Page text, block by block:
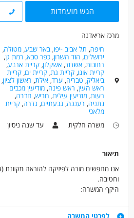
חינוך, הוראה והדרכה - מורה
מאפייני משרה
לא נדרש ניסיון
עבודה בשעות גמישות
עבודה ללא ניסיון
משרה מלאה
עבודה לפי שעות
סטודנטים
הגש מועמדות
מרכז אריאדנה
חיפה, תל אביב -יפו,באר שבע,מטולה,
ירושלים, הוד השרון,כפר סבא, רמת גן,
רחובות,אשדוד,אשקלון,קריית ארבע,
קריית אונו,קריית גת,קריית ים,קריית
ביאליק, טבריה, ערד,אילת, ראשון לציון,
ראש העין, ראש פינה,מודיעין מכבים
רעות,מודיעין עילית, חריש, חדרה,
נתניה, רעננה, גבעתיים, גדרה,קריית
מלאכי
משרה חלקית
עד שנה ניסיון
תיאור
אנו מחפשים מורה לפיזיקה להוראה מקוונת
וחטיבה.
היקף המשרה:
הלוז נקבע על ידי המרכז (אין התעסקות עם
דרישות
לפרטי המשרה